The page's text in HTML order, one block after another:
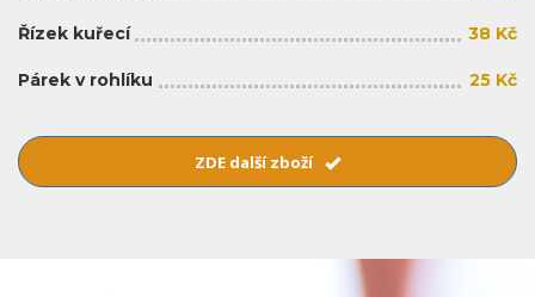
Řízek kuřecí 38 Kč
Párek v rohlíku 25 Kč
ZDE další zboží